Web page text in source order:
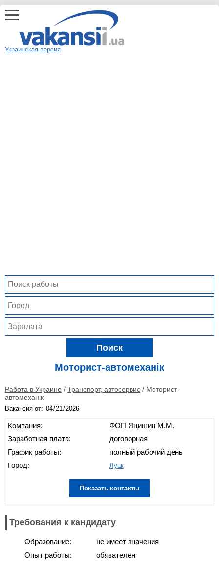
Украинская версия
Поиск
Моторист-автомеханік
Работа в Украине / Транспорт, автосервис / Моторист-
автомеханік
Вакансия от:
Компания:
Заработная плата:
График работы:
Город:
ФОП Яцишин М.М.
договорная
полный рабочий день
Луцк
Показать контакты
Требования к кандидату
Образование:
Опыт работы:
не имеет значения
обязателен